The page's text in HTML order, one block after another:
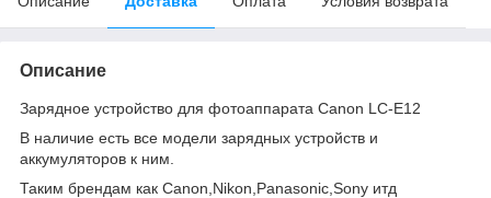
Описание
Зарядное устройство для фотоаппарата Canon LC-E12
В наличие есть все модели зарядных устройств и
аккумуляторов к ним.
Таким брендам как Canon,Nikon,Panasonic,Sony итд